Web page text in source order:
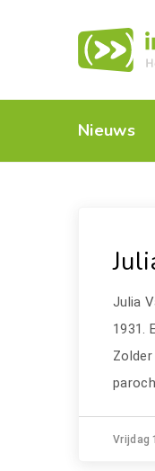
Nieuws
Julia
1931.
Vrijdag